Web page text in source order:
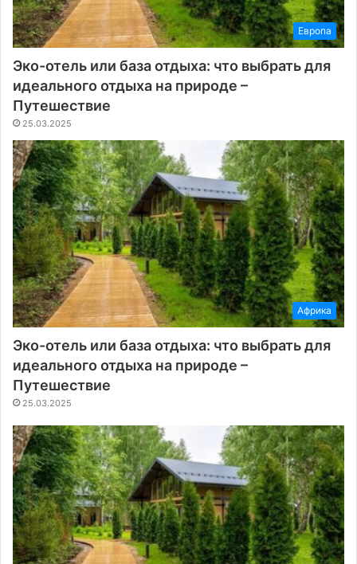
Европа
Эко-отель или база отдыха: что выбрать для
идеального отдыха на природе –
Путешествие
25.03.2025
Африка
Эко-отель или база отдыха: что выбрать для
идеального отдыха на природе –
Путешествие
25.03.2025